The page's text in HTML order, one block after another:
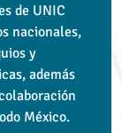
de UNIC
nacionales,
y
además
México.